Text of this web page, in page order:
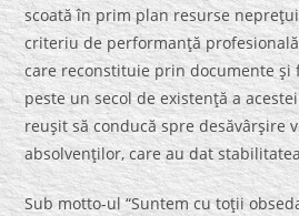
scoată în prim plan resurse
criteriu de performanţă
care reconstituie prin documente şi
peste un secol de existenţă a
reuşit să conducă spre desăvârşire
absolvenţilor, care au dat
Sub motto-ul “Suntem cu toţii